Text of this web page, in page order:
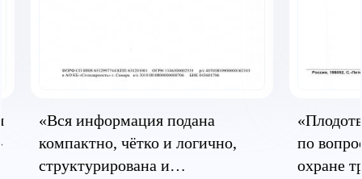
«Вся информация подана
компактно, чётко и логично,
структурирована и
по
охране